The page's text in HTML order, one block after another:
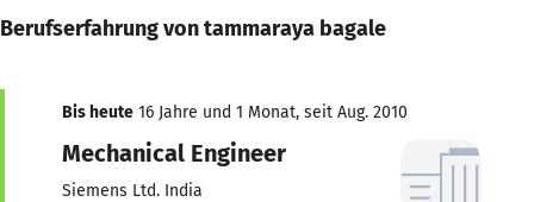
Berufserfahrung von tammaraya bagale
Bis heute 16 Jahre und 1 Monat, seit Aug. 2010
Mechanical Engineer
Siemens Ltd. India